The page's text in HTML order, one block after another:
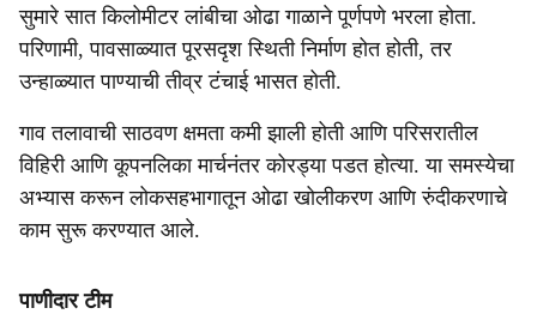
सुमारे सात किलोमीटर लांबीचा ओढा गाळाने पूर्णपणे भरला होता.
परिणामी, पावसाळ्यात पूरसदृश स्थिती निर्माण होत होती, तर
उन्हाळ्यात पाण्याची तीव्र टंचाई भासत होती.
गाव तलावाची साठवण क्षमता कमी झाली होती आणि परिसरातील
विहिरी आणि कूपनलिका मार्चनंतर कोरड्या पडत होत्या. या समस्येचा
अभ्यास करून लोकसहभागातून ओढा खोलीकरण आणि रुंदीकरणाचे
काम सुरू करण्यात आले.
पाणीदार टीम